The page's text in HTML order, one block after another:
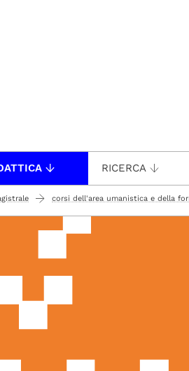
RICERCA
corsi dell'area umanistica e della